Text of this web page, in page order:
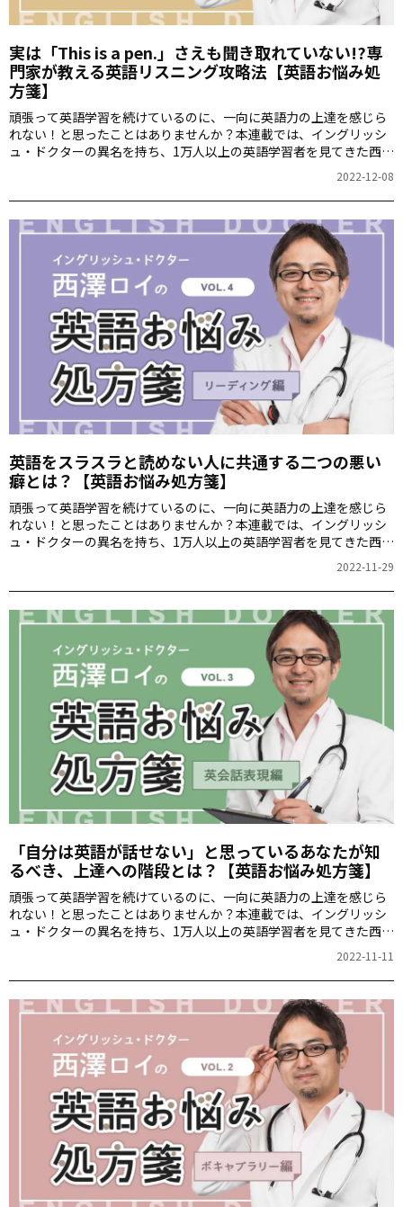
実は「This is a pen.」さえも聞き取れていない!?専
門家が教える英語リスニング攻略法【英語お悩み処
方箋】
頑張って英語学習を続けているのに、一向に英語力の上達を感じら
れない！と思ったことはありませんか？本連載では、イングリッシ
ュ・ドクターの異名を持ち、1万人以上の英語学習者を見てきた西澤
す。第5回は、日本人が英語のリスニングが苦手とされる本当の理由
と、効果的なリスニング力アップの方法をご紹介します。
2022-12-08
英語をスラスラと読めない人に共通する二つの悪い
癖とは？【英語お悩み処方箋】
頑張って英語学習を続けているのに、一向に英語力の上達を感じら
れない！と思ったことはありませんか？本連載では、イングリッシ
ュ・ドクターの異名を持ち、1万人以上の英語学習者を見てきた西澤
す。第4回は、リーディングが苦手な人が気付かないうちにしている
悪い癖と、その対処法について紹介します。
2022-11-29
「自分は英語が話せない」と思っているあなたが知
るべき、上達への階段とは？【英語お悩み処方箋】
頑張って英語学習を続けているのに、一向に英語力の上達を感じら
れない！と思ったことはありませんか？本連載では、イングリッシ
ュ・ドクターの異名を持ち、1万人以上の英語学習者を見てきた西澤
ロイさんが、あなたの英語の悩み「英語病」の解決方法を処方しま
す。第3回は、日本人に多い「英語が話せない」と思ってしまう人が
知っておくべきことについて紹介します。
2022-11-11